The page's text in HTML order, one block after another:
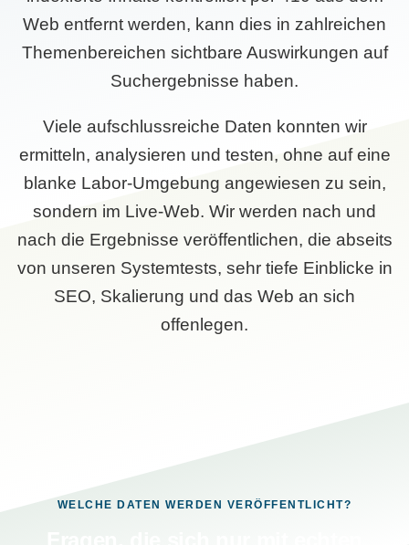
Web entfernt werden, kann dies in zahlreichen
Themenbereichen sichtbare Auswirkungen auf
Suchergebnisse haben.
Viele aufschlussreiche Daten konnten wir
ermitteln, analysieren und testen, ohne auf eine
blanke Labor-Umgebung angewiesen zu sein,
sondern im Live-Web. Wir werden nach und
nach die Ergebnisse veröffentlichen, die abseits
von unseren Systemtests, sehr tiefe Einblicke in
SEO, Skalierung und das Web an sich
offenlegen.
WELCHE DATEN WERDEN VERÖFFENTLICHT?